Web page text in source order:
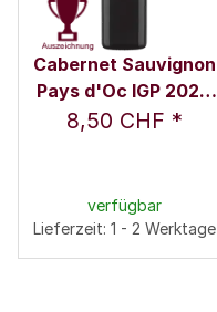
Cabernet Sauvignon
Pays d'Oc IGP 2024
0,75 l - Les Jamelles
8,50 CHF *
verfügbar
Lieferzeit: 1 - 2 Werktage